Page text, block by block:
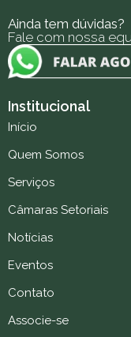
Ainda tem dúvidas?
Fale com nossa
Institucional
Início
Quem Somos
Serviços
Câmaras Setoriais
Notícias
Eventos
Contato
Associe-se